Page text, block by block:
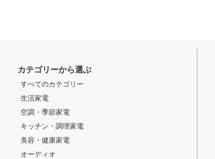
カテゴリーから選ぶ
すべてのカテゴリー
生活家電
空調・季節家電
キッチン・調理家電
美容・健康家電
オーディオ